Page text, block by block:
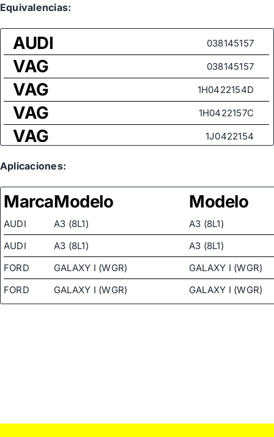
Equivalencias:
AUDI 038145157
VAG 038145157
VAG 1H0422154D
VAG 1H0422157C
VAG 1J0422154
VAG
Aplicaciones:
MarcaModelo Modelo
AUDI A3 (8L1)
A3 (8L1)
AUDI
A3 (8L1)
A3 (8L1)
FORD
GALAXY I (WGR)
GALAXY I (WGR)
FORD
GALAXY I (WGR)
GALAXY I (WGR)
SEAT
ALHAMBRA (7V8, 7V9) ALHAMBRA (7V8,